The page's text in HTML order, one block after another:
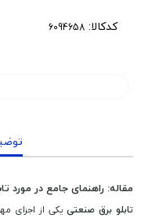
کدکالا:
مقاله: راهنمای جامع در مورد تابلو
تابلو برق صنعتی یکی از